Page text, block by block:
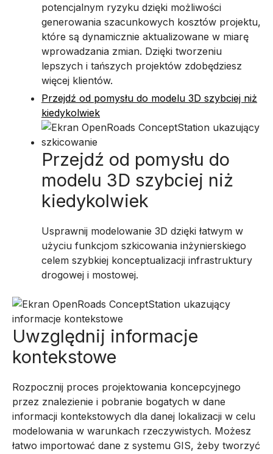
potencjalnym ryzyku dzięki możliwości
generowania szacunkowych kosztów projektu,
które są dynamicznie aktualizowane w miarę
wprowadzania zmian. Dzięki tworzeniu
lepszych i tańszych projektów zdobędziesz
więcej klientów.
Przejdź od pomysłu do modelu 3D szybciej niż
kiedykolwiek
Przejdź od pomysłu do
modelu 3D szybciej niż
kiedykolwiek
Usprawnij modelowanie 3D dzięki łatwym w
użyciu funkcjom szkicowania inżynierskiego
celem szybkiej konceptualizacji infrastruktury
drogowej i mostowej.
Uwzględnij informacje
kontekstowe
Rozpocznij proces projektowania koncepcyjnego
przez znalezienie i pobranie bogatych w dane
informacji kontekstowych dla danej lokalizacji w celu
modelowania w warunkach rzeczywistych. Możesz
łatwo importować dane z systemu GIS, żeby tworzyć